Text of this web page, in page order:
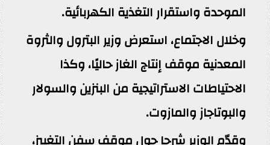
الموحدة واستقرار التغذية الكهربائية.
وخلال الاجتماع، استعرض وزير البترول والثروة
المعدنية موقف إنتاج الغاز حاليًا، وكذا
الاحتياطات الاستراتيجية من البنزين والسولار
والبوتاجاز والمازوت.
وقدّم الوزير شرحا حول موقف سفن التغييز،